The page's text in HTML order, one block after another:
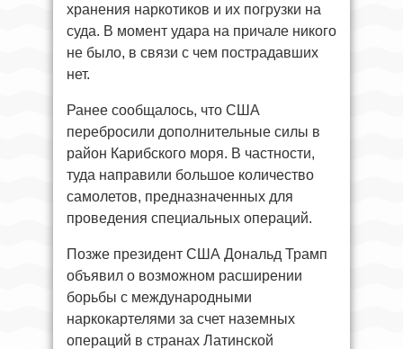
хранения наркотиков и их погрузки на
суда. В момент удара на причале никого
не было, в связи с чем пострадавших
нет.
Ранее сообщалось, что США
перебросили дополнительные силы в
район Карибского моря. В частности,
туда направили большое количество
самолетов, предназначенных для
проведения специальных операций.
Позже президент США Дональд Трамп
объявил о возможном расширении
борьбы с международными
наркокартелями за счет наземных
операций в странах Латинской